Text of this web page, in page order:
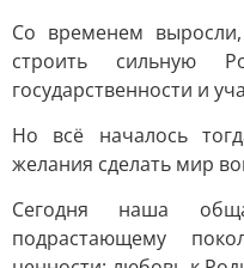
Со временем
строить сильную
государственности и
Но всё началось
желания сделать мир
Сегодня наша
подрастающему